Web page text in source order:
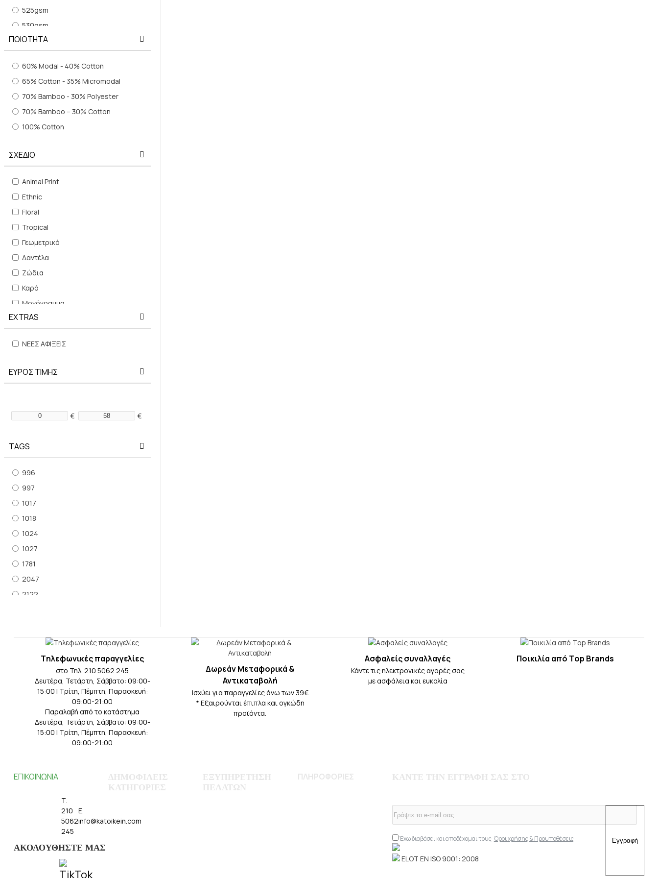
ΕΥΡΟΣ ΤΙΜΗΣ
€ €
ΠΟΡΤΟΚΑΛΙ
ΠΡΑΣΙΝΟ
ΡΟΔΑΚΙΝΙ
ΡΟΔΙ
ΡΟΖ
ΣΑΠΙΟ ΜΗΛΟ
ΣΙΕΛ
ΣΟΜΟΝ
ΣΠΑΓΓΙ
ΤΙΡΚΟΥΑΖ
525gsm
530gsm
540gsm
560gsm
580gsm
600gsm
620gsm
650gsm
ΠΟΙΟΤΗΤΑ
60% Modal - 40% Cotton
65% Cotton - 35% Micromodal
70% Bamboo - 30% Polyester
70% Bamboo – 30% Cotton
100% Cotton
ΣΧΕΔΙΟ
Animal Print
Ethnic
Floral
Tropical
Γεωμετρικό
Δαντέλα
Ζώδια
Καρό
Μονόγραμμα
Μονόχρωμο
Ομάδες
EXTRAS
ΝΕΕΣ ΑΦΙΞΕΙΣ
TAGS
996
997
1017
1018
1024
1027
1781
2047
2122
2455
2458
2461
2464
2469
Tηλεφωνικές παραγγελίες
στο Τηλ. 210 5062 245
Δευτέρα, Τετάρτη, Σάββατο: 09:00-
15:00 | Τρίτη, Πέμπτη, Παρασκευή:
09:00-21:00
Παραλαβή από το κατάστημα
Δευτέρα, Τετάρτη, Σάββατο: 09:00-
15:00 | Τρίτη, Πέμπτη, Παρασκευή:
09:00-21:00
Δωρεάν Μεταφορικά &
Αντικαταβολή
Iσχύει για παραγγελίες άνω των 39€
* Eξαιρούνται έπιπλα και ογκώδη
προϊόντα.
Ασφαλείς συναλλαγές
Κάντε τις ηλεκτρονικές αγορές σας
με ασφάλεια και ευκολία
Ποικιλία από Τop Βrands
ΕΠΙΚΟΙΝΩΝΙΑ
Τ.
210
5062
245
E.
info@katoikein.com
ΑΚΟΛΟΥΘΗΣΤΕ ΜΑΣ
ΔΗΜΟΦΙΛΕΙΣ
ΚΑΤΗΓΟΡΙΕΣ
Οικιακά
ΕΞΥΠΗΡΕΤΗΣΗ
ΠΕΛΑΤΩΝ
ΠΛΗΡΟΦΟΡΙΕΣ ΚΑΝΤΕ ΤΗΝ ΕΓΓΡΑΦΗ ΣΑΣ ΣΤΟ
Εγγραφή
Έχω διαβάσει και αποδέχομαι τους Όροι χρήσης & Προυποθέσεις
ELOT EN ISO 9001: 2008